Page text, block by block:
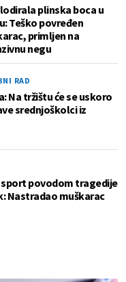
plinska boca u
Teško povređen
primljen na
negu
RAD
Na tržištu će se uskoro
srednjoškolci iz
sport povodom tragedije
Nastradao muškarac